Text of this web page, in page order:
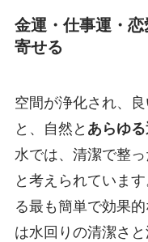
金運・仕事運・
寄せる
空間が浄化され、
と、自然と あらゆ
水では、清潔で整
と考えられていま
る最も簡単で効果
は水回りの清潔さ